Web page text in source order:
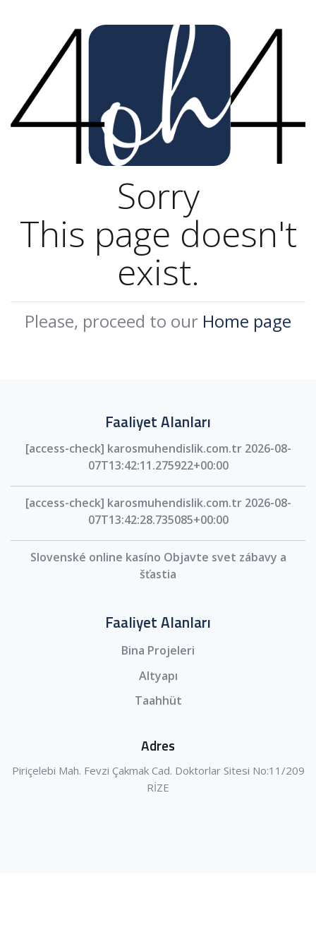
Sorry
This page doesn't
exist.
Please, proceed to our Home page
Faaliyet Alanları
[access-check] karosmuhendislik.com.tr 2026-08-
07T13:42:11.275922+00:00
[access-check] karosmuhendislik.com.tr 2026-08-
07T13:42:28.735085+00:00
Slovenské online kasíno Objavte svet zábavy a
šťastia
Faaliyet Alanları
Bina Projeleri
Altyapı
Taahhüt
Adres
Piriçelebi Mah. Fevzi Çakmak Cad. Doktorlar Sitesi No:11/209
RİZE